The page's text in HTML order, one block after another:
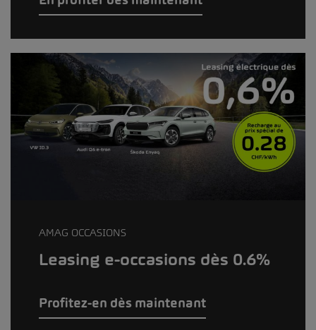
AMAG OCCASIONS
Leasing e-occasions dès 0.6%
Profitez-en dès maintenant